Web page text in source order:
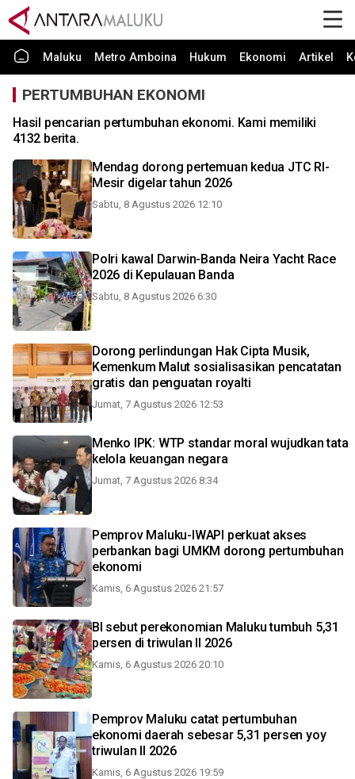
Maluku Metro Amboina Hukum Ekonomi Artikel
PERTUMBUHAN EKONOMI
Hasil pencarian pertumbuhan ekonomi. Kami memiliki
4132 berita.
Mendag dorong pertemuan kedua JTC RI-
Mesir digelar tahun 2026
Sabtu, 8 Agustus 2026 12:10
Polri kawal Darwin-Banda Neira Yacht Race
2026 di Kepulauan Banda
Sabtu, 8 Agustus 2026 6:30
Dorong perlindungan Hak Cipta Musik,
Kemenkum Malut sosialisasikan pencatatan
gratis dan penguatan royalti
Jumat, 7 Agustus 2026 12:53
Menko IPK: WTP standar moral wujudkan tata
kelola keuangan negara
Jumat, 7 Agustus 2026 8:34
Pemprov Maluku-IWAPI perkuat akses
perbankan bagi UMKM dorong pertumbuhan
ekonomi
Kamis, 6 Agustus 2026 21:57
BI sebut perekonomian Maluku tumbuh 5,31
persen di triwulan II 2026
Kamis, 6 Agustus 2026 20:10
Pemprov Maluku catat pertumbuhan
ekonomi daerah sebesar 5,31 persen yoy
triwulan II 2026
Kamis, 6 Agustus 2026 19:59